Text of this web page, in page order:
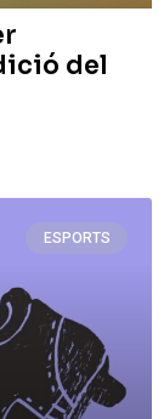
del
ESPORTS